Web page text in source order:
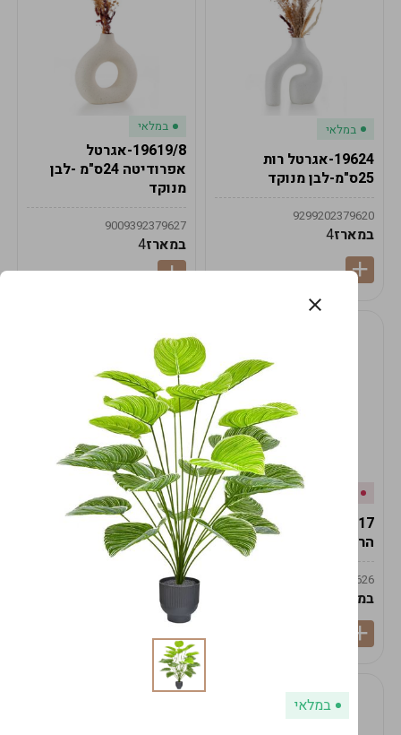
במלאי
19624-אגרטל רות
25ס"מ-לבן מנוקד
9299202379620
במארז4
במלאי
19619/8-אגרטל
אפרודיטה 24ס"מ -לבן
מנוקד
9009392379627
במארז4
אזל המלאי
19617-2/17-אגרטל
הרמס 19ס"מ -לבן נקי
9009492379626
במארז
במלאי
19617/6-אגרטל הרמס
19ס"מ -לבן מנוקד
9009492379626
במארז
במלאי